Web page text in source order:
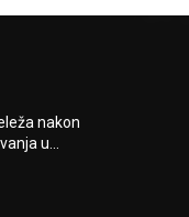
nakon
u...